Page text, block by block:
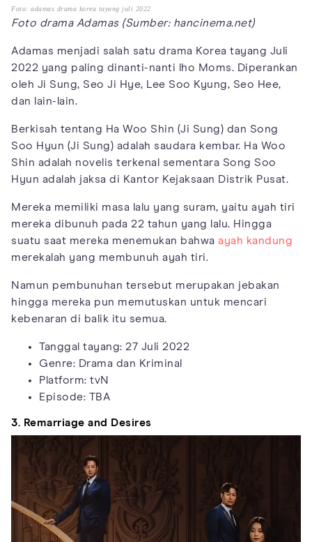
Foto: adamas drama korea tayang juli 2022
Foto drama Adamas (Sumber: hancinema.net)
Adamas menjadi salah satu drama Korea tayang Juli
2022 yang paling dinanti-nanti lho Moms. Diperankan
oleh Ji Sung, Seo Ji Hye, Lee Soo Kyung, Seo Hee,
dan lain-lain.
Berkisah tentang Ha Woo Shin (Ji Sung) dan Song
Soo Hyun (Ji Sung) adalah saudara kembar. Ha Woo
Shin adalah novelis terkenal sementara Song Soo
Hyun adalah jaksa di Kantor Kejaksaan Distrik Pusat.
Mereka memiliki masa lalu yang suram, yaitu ayah tiri
mereka dibunuh pada 22 tahun yang lalu. Hingga
suatu saat mereka menemukan bahwa ayah kandung
merekalah yang membunuh ayah tiri.
Namun pembunuhan tersebut merupakan jebakan
hingga mereka pun memutuskan untuk mencari
kebenaran di balik itu semua.
Tanggal tayang: 27 Juli 2022
Genre: Drama dan Kriminal
Platform: tvN
Episode: TBA
3. Remarriage and Desires